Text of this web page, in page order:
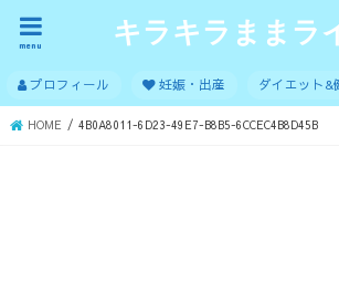
キラキラままラ
menu
プロフィール 妊娠・出産 ダイエット&
HOME 4B0A8011-6D23-49E7-B8B5-6CCEC4B8D45B